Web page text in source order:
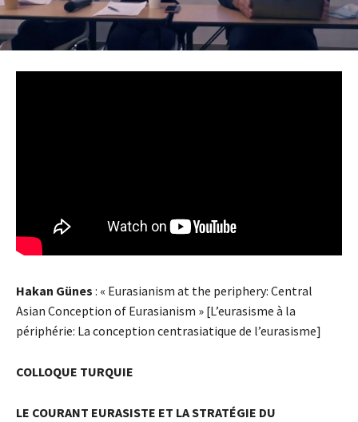
Hakan Günes : « Eurasianism at the periphery: Central
Asian Conception of Eurasianism » [L’eurasisme à la
périphérie: La conception centrasiatique de l’eurasisme]
COLLOQUE TURQUIE
LE COURANT EURASISTE ET LA STRATÉGIE DU